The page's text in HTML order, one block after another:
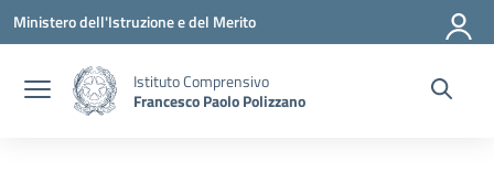
Vai ai contenuti
Vai al menu di navigazione
Vai al footer
Ministero dell'Istruzione e del Merito
Istituto Comprensivo
Francesco Paolo Polizzano